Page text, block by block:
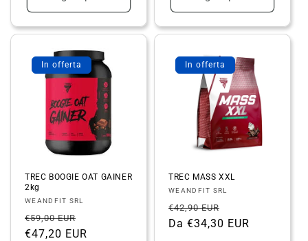
In offerta
TREC BOOGIE OAT GAINER
2kg
Fornitore:
WEANDFIT SRL
Prezzo
di
€59,00 EUR
scontato
€47,20 EUR
In offerta
TREC MASS XXL
Fornitore:
WEANDFIT SRL
Prezzo
di
€42,90 EUR
scontato
Da €34,30 EUR